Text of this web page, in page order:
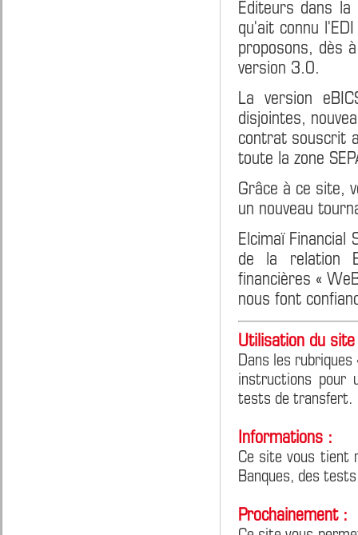
Editeurs dans
qu'ait connu
proposons, dès
version 3.0.
La version
disjointes,
contrat souscrit
toute la zone
Grâce à ce site,
un nouveau
Elcimaï Financial
de la relation
financières «
nous font
Utilisation du
Dans les
instructions pour
tests de transfert.
Informations :
Ce site vous tient
Banques, des
Prochainement :